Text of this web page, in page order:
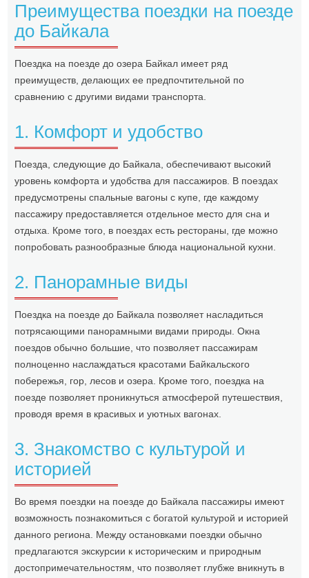
Преимущества поездки на поезде
до Байкала
Поездка на поезде до озера Байкал имеет ряд
преимуществ, делающих ее предпочтительной по
сравнению с другими видами транспорта.
1. Комфорт и удобство
Поезда, следующие до Байкала, обеспечивают высокий
уровень комфорта и удобства для пассажиров. В поездах
предусмотрены спальные вагоны с купе, где каждому
пассажиру предоставляется отдельное место для сна и
отдыха. Кроме того, в поездах есть рестораны, где можно
попробовать разнообразные блюда национальной кухни.
2. Панорамные виды
Поездка на поезде до Байкала позволяет насладиться
потрясающими панорамными видами природы. Окна
поездов обычно большие, что позволяет пассажирам
полноценно наслаждаться красотами Байкальского
побережья, гор, лесов и озера. Кроме того, поездка на
поезде позволяет проникнуться атмосферой путешествия,
проводя время в красивых и уютных вагонах.
3. Знакомство с культурой и
историей
Во время поездки на поезде до Байкала пассажиры имеют
возможность познакомиться с богатой культурой и историей
данного региона. Между остановками поездки обычно
предлагаются экскурсии к историческим и природным
достопримечательностям, что позволяет глубже вникнуть в